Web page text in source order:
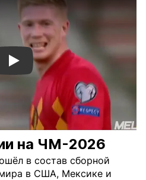
Смотреть видео YouTube
на ЧМ-2026
в состав сборной
в США, Мексике и